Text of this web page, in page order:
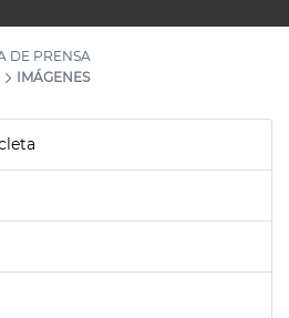
DE PRENSA
IMÁGENES